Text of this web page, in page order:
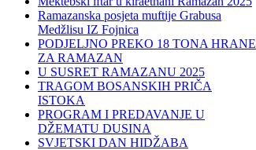
Ramazanska posjeta muftije Grabusa
Medžlisu IZ Fojnica
PODJELJNO PREKO 18 TONA HRANE
ZA RAMAZAN
U SUSRET RAMAZANU 2025
TRAGOM BOSANSKIH PRIČA
ISTOKA
PROGRAM I PREDAVANJE U
DŽEMATU DUSINA
SVJETSKI DAN HIDŽABA